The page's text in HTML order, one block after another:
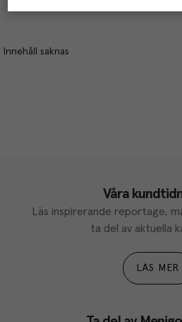
Innehåll saknas
Våra
Läs inspirerande reportage,
ta del av aktuella
LÄS MER